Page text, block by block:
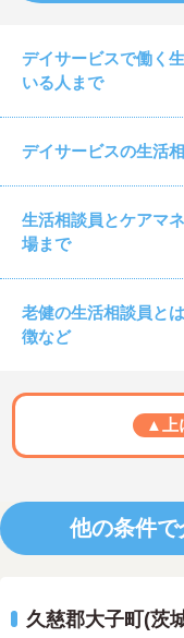
デイサービスで働く
いる人まで
デイサービスの生活
生活相談員とケアマ
場まで
老健の生活相談員と
徴など
▲上
他の条件
久慈郡大子町(茨